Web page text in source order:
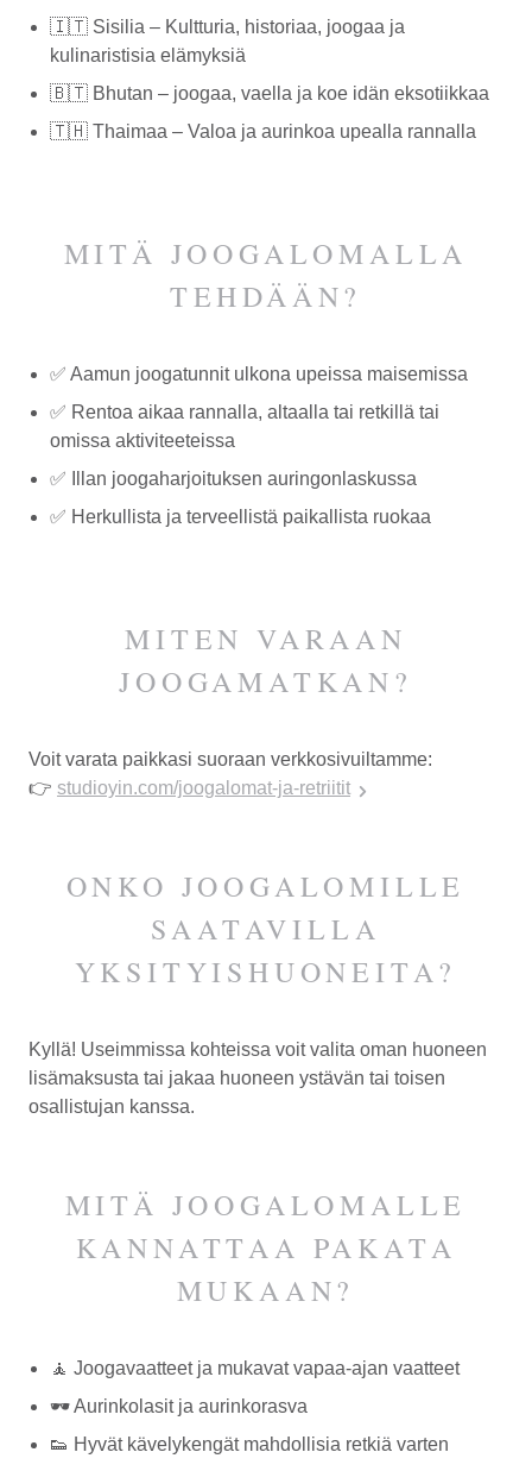
🇮🇹 Sisilia – Kultturia, historiaa, joogaa ja
kulinaristisia elämyksiä
🇧🇹 Bhutan – joogaa, vaella ja koe idän eksotiikkaa
🇹🇭Thaimaa – Valoa ja aurinkoa upealla rannalla
MITÄ JOOGALOMALLA
TEHDÄÄN?
✅ Aamun joogatunnit ulkona upeissa maisemissa
✅ Rentoa aikaa rannalla, altaalla tai retkillä tai
omissa aktiviteeteissa
✅ Illan joogaharjoituksen auringonlaskussa
✅ Herkullista ja terveellistä paikallista ruokaa
MITEN VARAAN
JOOGAMATKAN?
Voit varata paikkasi suoraan verkkosivuiltamme:
👉 studioyin.com/joogalomat-ja-retriitit
ONKO JOOGALOMILLE
SAATAVILLA
YKSITYISHUONEITA?
Kyllä! Useimmissa kohteissa voit valita oman huoneen
lisämaksusta tai jakaa huoneen ystävän tai toisen
osallistujan kanssa.
MITÄ JOOGALOMALLE
KANNATTAA PAKATA
MUKAAN?
🧘 Joogavaatteet ja mukavat vapaa-ajan vaatteet
🕶️ Aurinkolasit ja aurinkorasva
👟 Hyvät kävelykengät mahdollisia retkiä varten